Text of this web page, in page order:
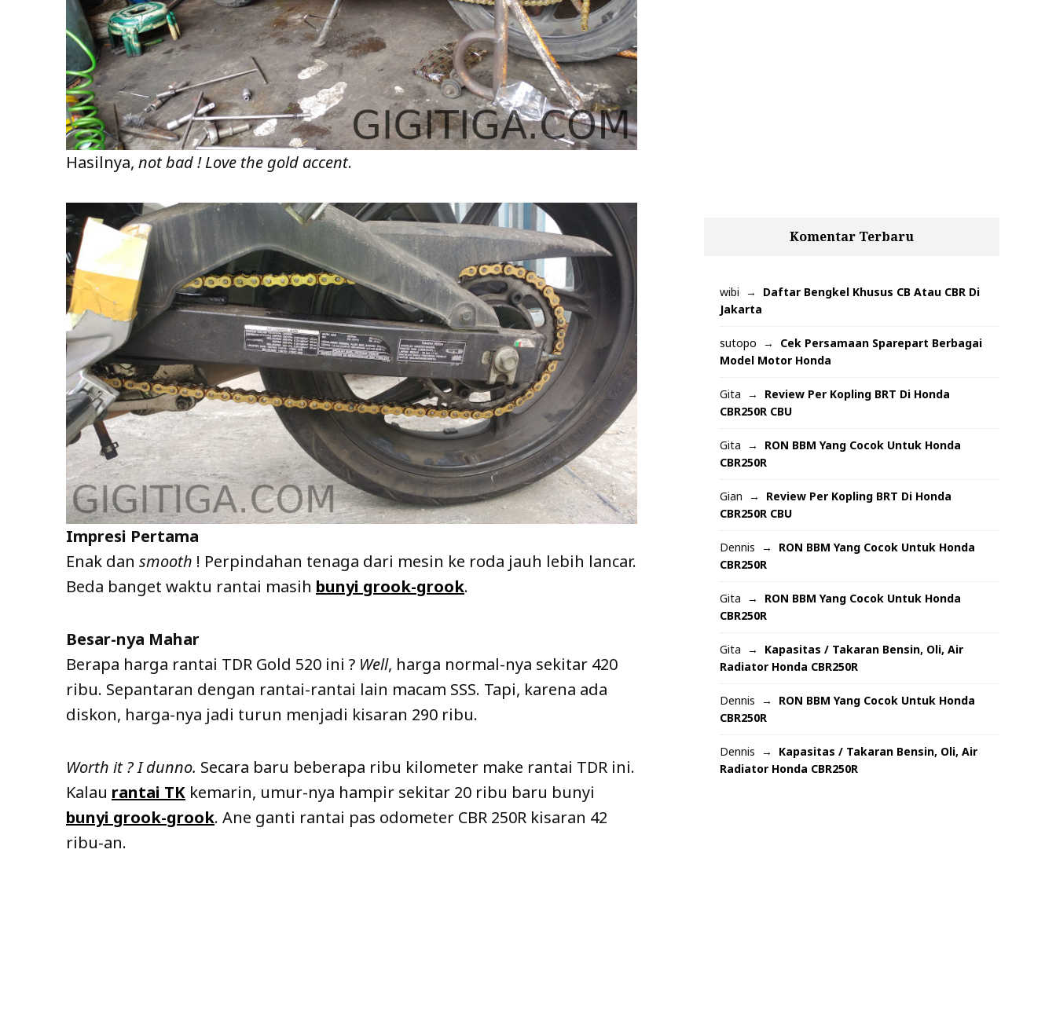
Hasilnya, not bad ! Love the gold accent.
Impresi Pertama
Enak dan smooth ! Perpindahan tenaga dari mesin ke roda jauh lebih lancar.
Beda banget waktu rantai masih bunyi grook-grook.
Besar-nya Mahar
Berapa harga rantai TDR Gold 520 ini ? Well, harga normal-nya sekitar 420
ribu. Sepantaran dengan rantai-rantai lain macam SSS. Tapi, karena ada
diskon, harga-nya jadi turun menjadi kisaran 290 ribu.
Worth it ? I dunno. Secara baru beberapa ribu kilometer make rantai TDR ini.
Kalau rantai TK kemarin, umur-nya hampir sekitar 20 ribu baru bunyi
bunyi grook-grook. Ane ganti rantai pas odometer CBR 250R kisaran 42
ribu-an.
Komentar Terbaru
wibi
Daftar Bengkel Khusus CB Atau CBR Di
Jakarta
sutopo
Cek Persamaan Sparepart Berbagai
Model Motor Honda
Gita
Review Per Kopling BRT Di Honda
CBR250R CBU
Gita
RON BBM Yang Cocok Untuk Honda
CBR250R
Gian
Review Per Kopling BRT Di Honda
CBR250R CBU
Dennis
RON BBM Yang Cocok Untuk Honda
CBR250R
Gita
RON BBM Yang Cocok Untuk Honda
CBR250R
Gita
Kapasitas / Takaran Bensin, Oli, Air
Radiator Honda CBR250R
Dennis
RON BBM Yang Cocok Untuk Honda
CBR250R
Dennis
Kapasitas / Takaran Bensin, Oli, Air
Radiator Honda CBR250R